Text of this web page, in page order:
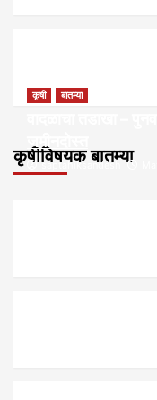
कृषीविषयक बातम्या
कृषी बातम्या
saptahiksandesh